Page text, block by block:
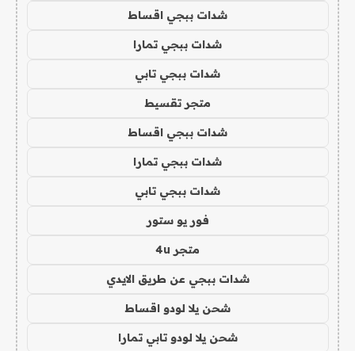
شدات ببجي اقساط
شدات ببجي تمارا
شدات ببجي تابي
متجر تقسيط
شدات ببجي اقساط
شدات ببجي تمارا
شدات ببجي تابي
فور يو ستور
متجر 4u
شدات ببجي عن طريق الايدي
شحن يلا لودو اقساط
شحن يلا لودو تابي تمارا